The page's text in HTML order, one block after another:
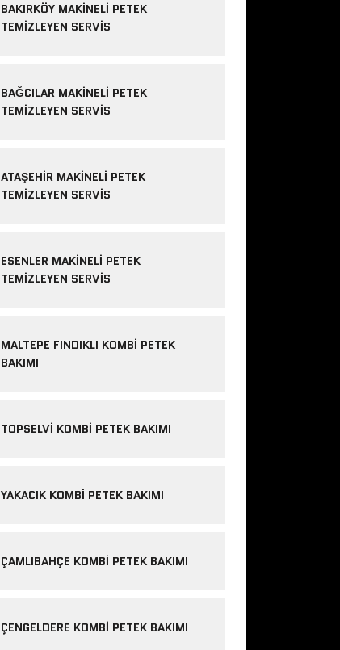
BAKIRKÖY MAKINELI PETEK
TEMIZLEYEN SERVIS
BAĞCILAR MAKINELI PETEK
TEMIZLEYEN SERVIS
ATAŞEHIR MAKINELI PETEK
TEMIZLEYEN SERVIS
ESENLER MAKINELI PETEK
TEMIZLEYEN SERVIS
MALTEPE FINDIKLI KOMBI PETEK
BAKIMI
TOPSELVI KOMBI PETEK BAKIMI
YAKACIK KOMBI PETEK BAKIMI
ÇAMLIBAHÇE KOMBI PETEK BAKIMI
ÇENGELDERE KOMBI PETEK BAKIMI